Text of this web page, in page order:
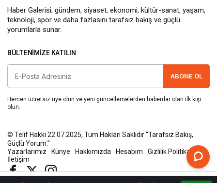
Haber Galerisi; gündem, siyaset, ekonomi, kültür-sanat, yaşam,
teknoloji, spor ve daha fazlasını tarafsız bakış ve güçlü
yorumlarla sunar.
BÜLTENIMIZE KATILIN
ABONE OL
Hemen ücretsiz üye olun ve yeni güncellemelerden haberdar olan ilk kişi
olun.
© Telif Hakkı 22.07.2025, Tüm Hakları Saklıdır “Tarafsız Bakış,
Güçlü Yorum.”
Yazarlarımız
Künye Hakkımızda Hesabım
Gizlilik Politikası
İletişim